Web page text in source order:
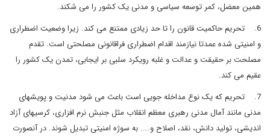
همین معضل، کمر توسعه سیاسی و مدنی یک کشور را می شکند.
6. تحریم حاکمیت قانون را تا حد زیادی ممتنع می کند. زیرا وضعیت اضطراری
و امنیتی شده عمدتا نیازمند اقدام اضطراری فراقانونی مصلحتی است. تقدم
مصلحت بر حقیقت و عدالت و غلبه رویکرد سلبی بر ایجابی، تمدن یک کشور را
عقیم می کند.
7. تحریم که یک نوع مداخله جویی است باعث می شود مدنیت و پویشهای
مدنی مانند آمال مدنی رهبری معظم انقلاب مثل جنبش نرم افزاری، کرسیهای آزاد
اندیشی، تولید دانش، نقد، اصلاح و.... به سوژه امنیتی تبدیل شوند. در آنصورت